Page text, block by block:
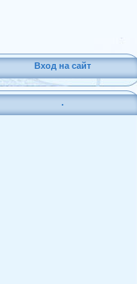
Вход на сайт
.